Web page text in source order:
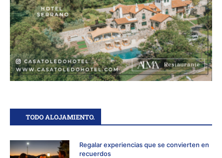
TODO ALOJAMIENTO.
Regalar experiencias que se convierten en
recuerdos